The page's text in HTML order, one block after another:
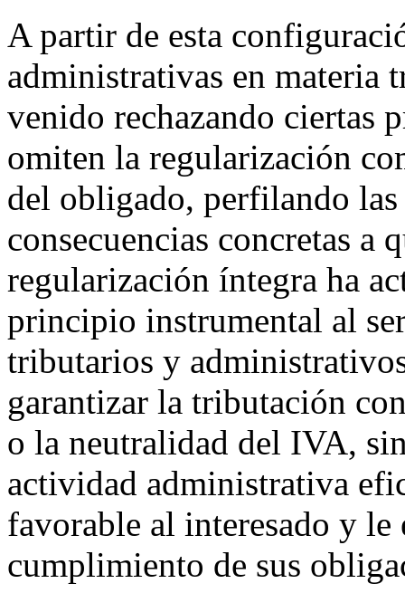
A partir de esta
administrativas en materia
venido rechazando ciertas
omiten la regularización
del obligado, perfilando
consecuencias concretas a
regularización íntegra ha
principio instrumental al
tributarios y
garantizar la tributación
o la neutralidad del IVA,
actividad administrativa
favorable al interesado y
cumplimiento de sus